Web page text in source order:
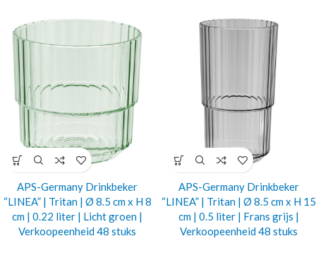
APS-Germany Drinkbeker
“LINEA” | Tritan | Ø 8.5 cm x H 8
cm | 0.22 liter | Licht groen |
Verkoopeenheid 48 stuks
APS-Germany Drinkbeker
“LINEA” | Tritan | Ø 8.5 cm x H 15
cm | 0.5 liter | Frans grijs |
Verkoopeenheid 48 stuks